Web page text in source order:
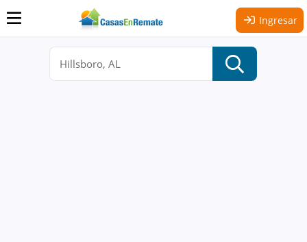
Ingresar